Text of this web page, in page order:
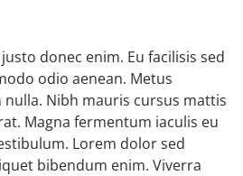
donec enim. Eu facilisis sed
odio aenean. Metus
Nibh mauris cursus mattis
Magna fermentum iaculis eu
Lorem dolor sed
bibendum enim. Viverra